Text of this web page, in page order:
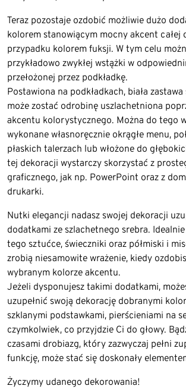
Teraz pozostaje ozdobić możliwie dużo
kolorem stanowiącym mocny akcent całej
przypadku kolorem fuksji. W tym celu
przykładowo zwykłej wstążki w
przełożonej przez podkładkę.
Postawiona na podkładkach, biała
może zostać odrobinę uszlachetniona
akcentu kolorystycznego. Można do tego
wykonane własnoręcznie okrągłe menu,
płaskich talerzach lub włożone do
tej dekoracji wystarczy skorzystać z
graficznego, jak np. PowerPoint oraz z
drukarki.
Nutki elegancji nadasz swojej dekoracji
dodatkami ze szlachetnego srebra.
tego sztućce, świeczniki oraz półmiski i
zrobią niesamowite wrażenie, kiedy
wybranym kolorze akcentu.
Jeżeli dysponujesz takimi dodatkami,
uzupełnić swoją dekorację dobranymi
szklanymi podstawkami, pierścieniami na
czymkolwiek, co przyjdzie Ci do głowy.
czasami drobiazg, który zazwyczaj pełni
funkcję, może stać się doskonały
Życzymy udanego dekorowania!